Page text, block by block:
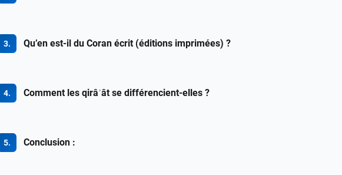
Qu’en est-il du Coran écrit (éditions imprimées) ?
Comment les qirâʾât se différencient-elles ?
Conclusion :